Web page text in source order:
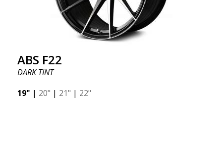
ABS F22
DARK TINT
19" | 20" | 21" | 22"